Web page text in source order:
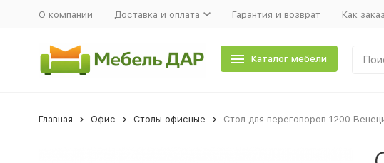
О компании Доставка и оплата Гарантия и возврат Как
Каталог мебели
Главная Офис Столы офисные Стол для переговоров 1200